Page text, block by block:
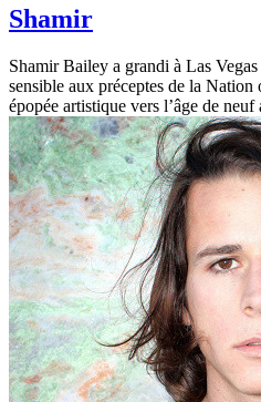
Shamir
Shamir Bailey a grandi à Las
sensible aux préceptes de la
épopée artistique vers l’âge de neuf